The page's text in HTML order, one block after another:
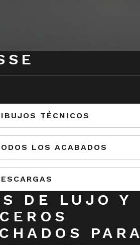
TÉCNICOS
LOS ACABADOS
DE LUJO Y
PARA